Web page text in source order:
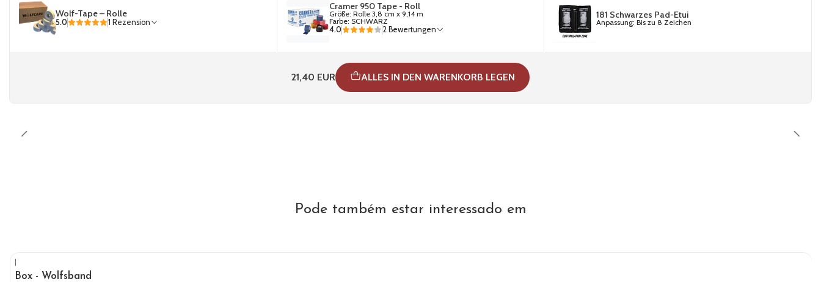
Wolf-Tape – Rolle
5.0 1 Rezension
Cramer 950 Tape - Roll
Größe: Rolle 3,8 cm x 9,14 m
Farbe: SCHWARZ
4.0
2 Bewertungen
181 Schwarzes Pad-Etui
Anpassung: Bis zu 8 Zeichen
21,40 EUR ALLES IN DEN WARENKORB LEGEN
Pode também estar interessado em
|
Box - Wolfsband